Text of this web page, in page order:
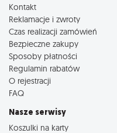
Kontakt
Reklamacje i zwroty
Czas realizacji zamówień
Bezpieczne zakupy
Sposoby płatności
Regulamin rabatów
O rejestracji
FAQ
Nasze serwisy
Koszulki na karty